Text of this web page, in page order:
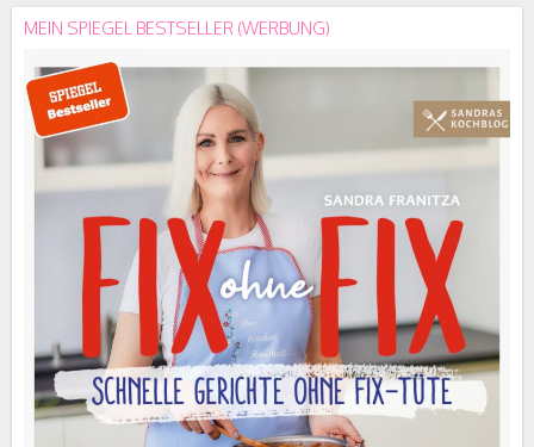
MEIN SPIEGEL BESTSELLER (WERBUNG)